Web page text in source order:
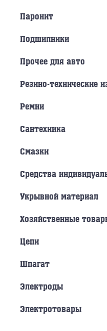
Паронит
Подшипники
Прочее для авто
Резино-технические
Ремни
Сантехника
Смазки
Средства
Укрывной материал
Хозяйственные
Цепи
Шпагат
Электроды
Электротовары